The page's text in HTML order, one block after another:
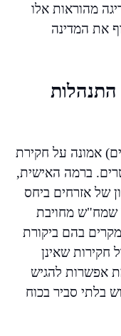
מהוראות אלו
את המדינה
אמונה על חקירת
ברמה האישית,
של אזרחים ביחס
שמח"ש מחויבת
בהם ביקורת
חקירות שאינן
אפשרות להגיש
בלתי סביר בכוח